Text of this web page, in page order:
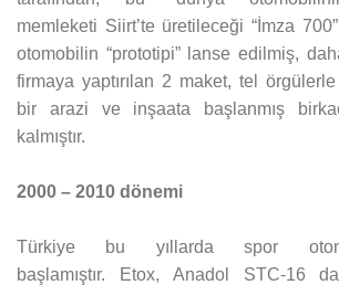
memleketi Siirt’te üretileceği “İmza
otomobilin “prototipi” lanse edilmiş,
firmaya yaptırılan 2 maket, tel
bir arazi ve inşaata başlanmış
kalmıştır.
2000 – 2010 dönemi
Türkiye bu yıllarda spor
başlamıştır. Etox, Anadol STC-16